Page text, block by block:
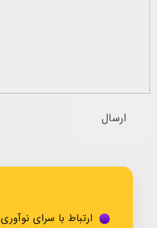
ارتباط با سرای نوآوری